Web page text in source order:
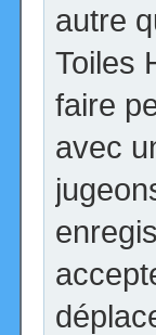
autre
Toiles
faire
avec